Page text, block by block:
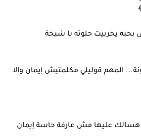
بحبه يخربيت حلوته يا شيخة
المهم قوليلي مكلمتيش إيمان والا
هسالك عليها مش عارفة حاسة إيمان